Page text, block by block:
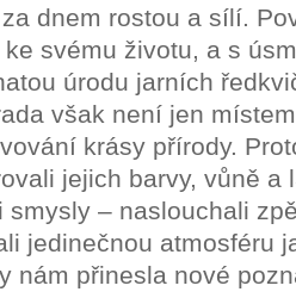
dnem rostou a sílí.
svému životu, a s
úrodu jarních
však není jen
krásy přírody.
jejich barvy, vůně a
smysly – naslouchali
jedinečnou atmosféru
nám přinesla nové